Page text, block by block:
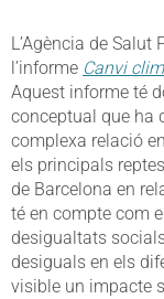
L’Agència de
l’informe Canvi
Aquest informe té
conceptual que ha
complexa relació
els principals
de Barcelona en
té en compte com
desigualtats
desiguals en els
visible un impacte